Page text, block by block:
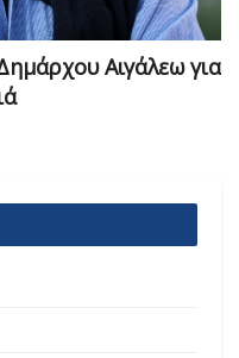
Αιγάλεω για